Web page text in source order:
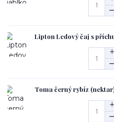
Lipton Ledový čaj s
Toma černý rybíz